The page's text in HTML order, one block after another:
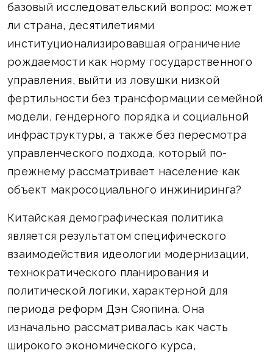
базовый исследовательский вопрос: может
ли страна, десятилетиями
институционализировавшая ограничение
рождаемости как норму государственного
управления, выйти из ловушки низкой
фертильности без трансформации семейной
модели, гендерного порядка и социальной
инфраструктуры, а также без пересмотра
управленческого подхода, который по-
прежнему рассматривает население как
объект макросоциального инжиниринга?
Китайская демографическая политика
является результатом специфического
взаимодействия идеологии модернизации,
технократического планирования и
политической логики, характерной для
периода реформ Дэн Сяопина. Она
изначально рассматривалась как часть
широкого экономического курса,